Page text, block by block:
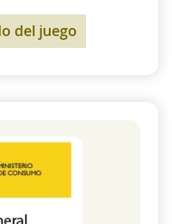
del juego